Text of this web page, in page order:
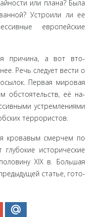
или плана? Была
Устроили ли ее
европейские
причина, а вот вто­
Речь следует вести о
Первая миро­вая
обстоятельств, её на­
устремлениями
террористов.
кровавым смерчем по
исторические
XIX в. Большая
статье, гото­
рассуждать с точки